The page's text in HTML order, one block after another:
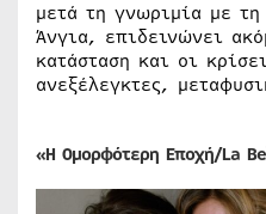
μετά τη γνωριμία με τη
Άνγια, επιδεινώνει
κατάσταση και οι
ανεξέλεγκτες,
«Η Ομορφότερη Εποχή/La